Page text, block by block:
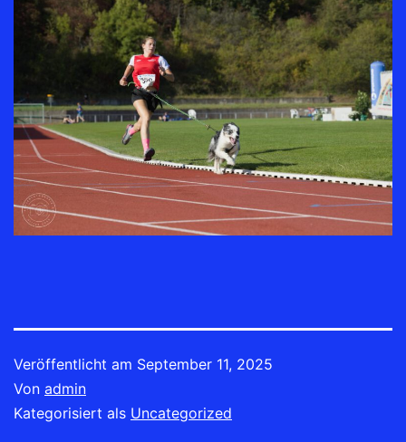
Veröffentlicht am September 11, 2025
Von admin
Kategorisiert als Uncategorized